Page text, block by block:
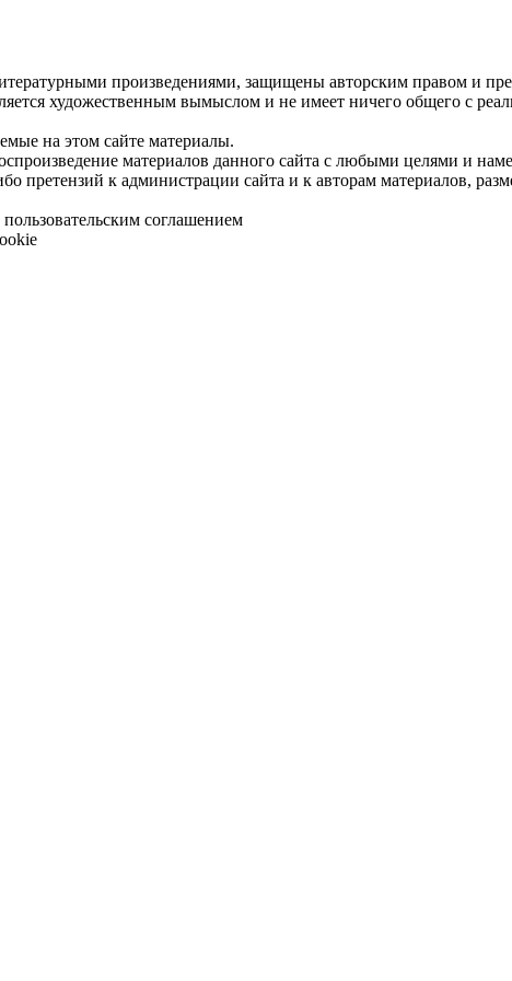
произведениями, защищены авторским правом и
художественным вымыслом и не имеет ничего общего с
на этом сайте материалы.
материалов данного сайта с любыми целями и
претензий к администрации сайта и к авторам материалов,
соглашением